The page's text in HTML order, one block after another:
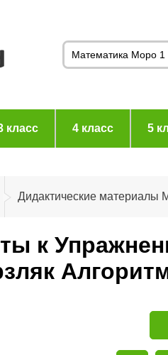
класс 4 класс 5
Дидактические материалы
к